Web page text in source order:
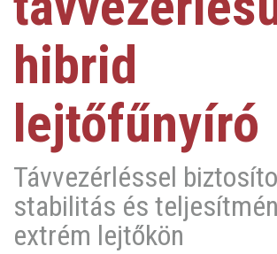
hibrid
lejtőfűnyíró
Távvezérléssel
stabilitás és
extrém lejtőkön